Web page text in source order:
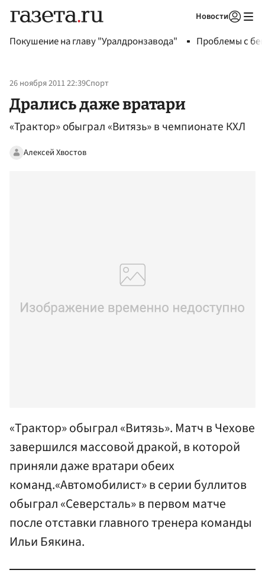
Новости
Покушение на главу "Уралдронзавода" Проблемы с
26 ноября 2011 22:39Спорт
Дрались даже вратари
«Трактор» обыграл «Витязь» в чемпионате КХЛ
Алексей Хвостов
«Трактор» обыграл «Витязь». Матч в Чехове
завершился массовой дракой, в которой
приняли даже вратари обеих
команд.«Автомобилист» в серии буллитов
обыграл «Северсталь» в первом матче
после отставки главного тренера команды
Ильи Бякина.